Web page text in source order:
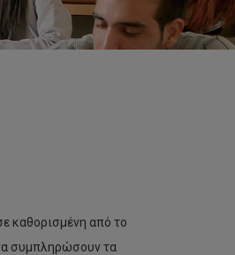
καθορισμένη από το
συμπληρώσουν τα